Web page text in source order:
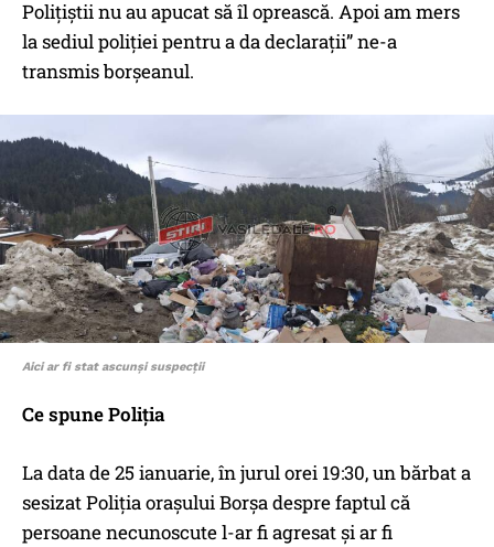
Polițiștii nu au apucat să îl oprească. Apoi am mers
la sediul poliției pentru a da declarații” ne-a
transmis borșeanul.
Aici ar fi stat ascunși suspecții
Ce spune Poliția
La data de 25 ianuarie, în jurul orei 19:30, un bărbat a
sesizat Poliția orașului Borșa despre faptul că
persoane necunoscute l-ar fi agresat și ar fi